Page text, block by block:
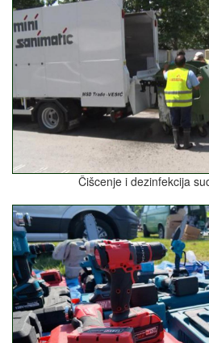
Čišcenje i dezinfekcija